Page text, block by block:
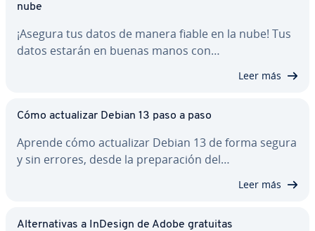
nube
¡Asegura tus datos de manera fiable en la nube! Tus
datos estarán en buenas manos con…
Leer más
Cómo ac­tua­li­zar Debian 13 paso a paso
Aprende cómo ac­tua­li­zar Debian 13 de forma segura
y sin errores, desde la pre­pa­ra­ción del…
Leer más
Al­te­r­na­ti­vas a InDesign de Adobe gratuitas